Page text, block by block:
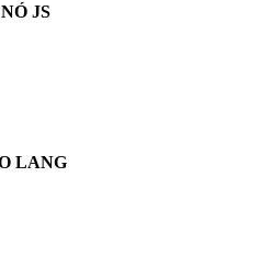
NÓ JS
LANG